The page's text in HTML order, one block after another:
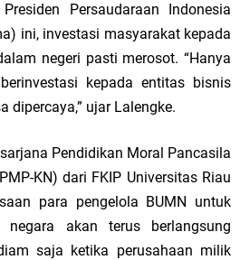
Persaudaraan Indonesia
ini, investasi masyarakat kepada
negeri pasti merosot. “Hanya
kepada entitas bisnis
dipercaya,” ujar Lalengke.
Pendidikan Moral Pancasila
KN) dari FKIP Universitas Riau
para pengelola BUMN untuk
negara akan terus berlangsung
saja ketika perusahaan milik